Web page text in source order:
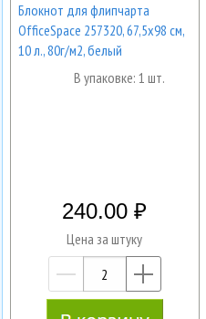
Блокнот для флипчарта
OfficeSpace 257320, 67,5х98 см,
10 л., 80г/м2, белый
В упаковке: 1 шт.
240.00
Цена за штуку
—